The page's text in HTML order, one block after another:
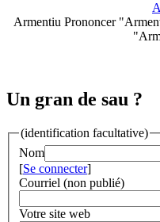
Armentiu Prononcer
Un gran de sau ?
(identification facultative)
Nom
[Se connecter]
Courriel (non publié)
Votre site web